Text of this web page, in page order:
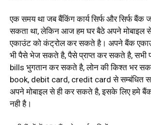
एक समय था जब बैंकिंग कार्य सिर्फ और सिर्फ बैंक
सकता था, लेकिन आज हम घर बैठे अपने मोबाइल
एकाउंट को कंट्रोल कर सकते है। अपने बैंक
भी पैसे भेज सकते है, पैसे प्राप्त कर सकते है, सभी
bills भुगतान कर सकते है, लोन की किश्त भर
book, debit card, credit card से सम्बंधित
अपने मोबाइल से ही कर सकते है, इसके लिए हमे
नही है।